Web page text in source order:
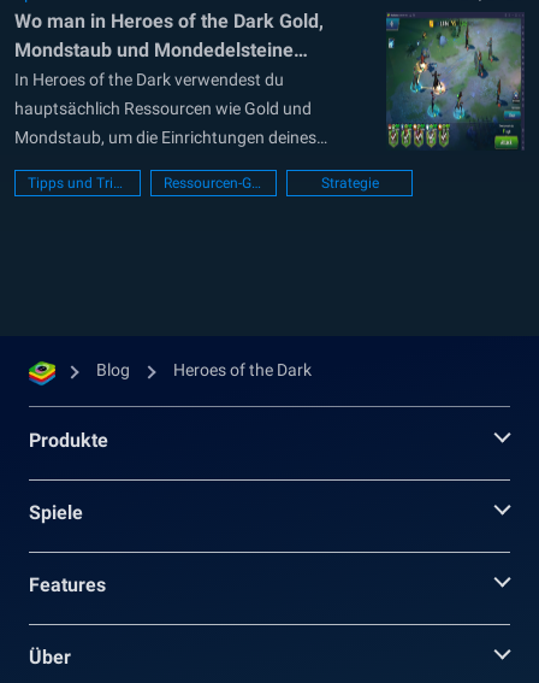
Wo man in Heroes of the Dark Gold,
Mondstaub und Mondedelsteine
bekommt
In Heroes of the Dark verwendest du
hauptsächlich Ressourcen wie Gold und
Mondstaub, um die Einrichtungen deines
Hauses zu verbessern und deine Helden zu
stärken. Außerdem gibt es im Spiel eine
Tipps und Tricks Ressourcen-Guide Strategie
Blog Heroes of the Dark
Produkte
Spiele
Features
Über